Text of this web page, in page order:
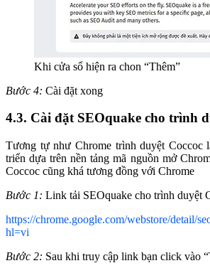
Khi cửa sổ hiện ra chon “Thêm”
Bước 4: Cài đặt xong
4.3. Cài đặt SEOquake cho trình
Tương tự như Chrome trình duyệt Coccoc
triển dựa trên nền tảng mã nguồn mở
Coccoc cũng khá tương đồng với Chrome
Bước 1: Link tải SEOquake cho trình duyệt
https://chrome.google.com/webstore/detail/
hl=vi
Bước 2: Sau khi truy cập link bạn click vào